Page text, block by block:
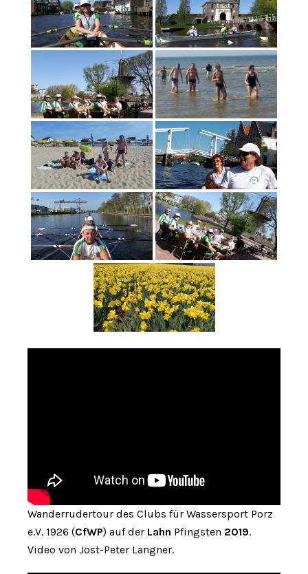
Wanderrudertour des Clubs für Wassersport Porz
e.V. 1926 (CfWP) auf der Lahn Pfingsten 2019.
Video von Jost-Peter Langner.